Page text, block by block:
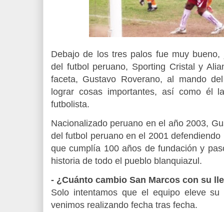
Debajo de los tres palos fue muy
del futbol peruano, Sporting Cristal y
faceta, Gustavo Roverano, al mando
lograr cosas importantes, así como él
futbolista.
Nacionalizado peruano en el año 2003,
del futbol peruano en el 2001
que cumplía 100 años de fundación y
historia de todo el pueblo blanquiazul.
- ¿Cuánto cambio San Marcos con su
Solo intentamos que el equipo eleve
venimos realizando fecha tras fecha.